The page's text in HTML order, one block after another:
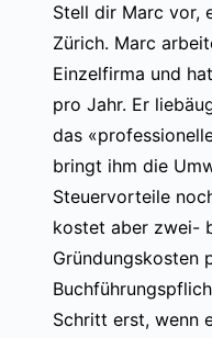
Stell dir Marc vor,
Zürich. Marc
Einzelfirma und
pro Jahr. Er
das
bringt ihm die
Steuervorteile
kostet aber zwei-
Gründungskosten
Schritt erst, wenn